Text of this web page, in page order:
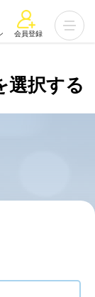
会員登録
選択する